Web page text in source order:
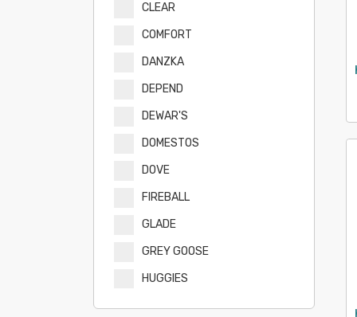
CLEAR
COMFORT
DANZKA
DEPEND
DEWAR'S
DOMESTOS
DOVE
FIREBALL
GLADE
GREY GOOSE
HUGGIES
HUGGIES